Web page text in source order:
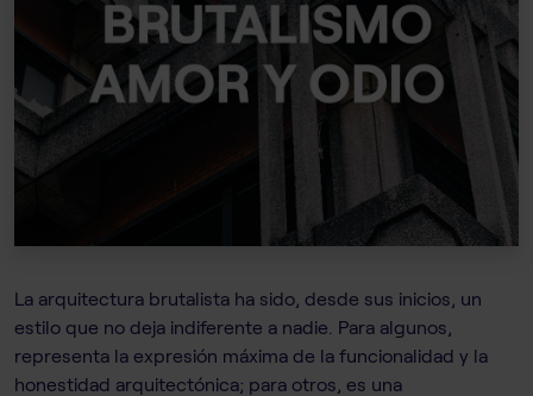
La arquitectura brutalista ha sido, desde sus inicios, un
estilo que no deja indiferente a nadie. Para algunos,
representa la expresión máxima de la funcionalidad y la
honestidad arquitectónica; para otros, es una